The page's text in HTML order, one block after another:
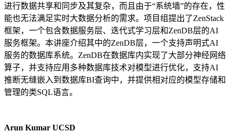
进行数据共享和同步及其复杂，而且由于“系统墙”的存在，性
能也无法满足实时大数据分析的需求。项目组提出了ZenStack
框架，一个包含数据服务层、迭代式学习层和ZenDB层的AI
服务框架。本讲座介绍其中的ZenDB层，一个支持声明式AI
服务的数据库系统。ZenDB在数据库内实现了大部分神经网络
算子，并支持应用多种数据库技术对模型进行优化，支持AI
推断无缝嵌入到数据库BI查询中，并提供相对应的模型存储和
管理的类SQL语言。
Arun Kumar UCSD